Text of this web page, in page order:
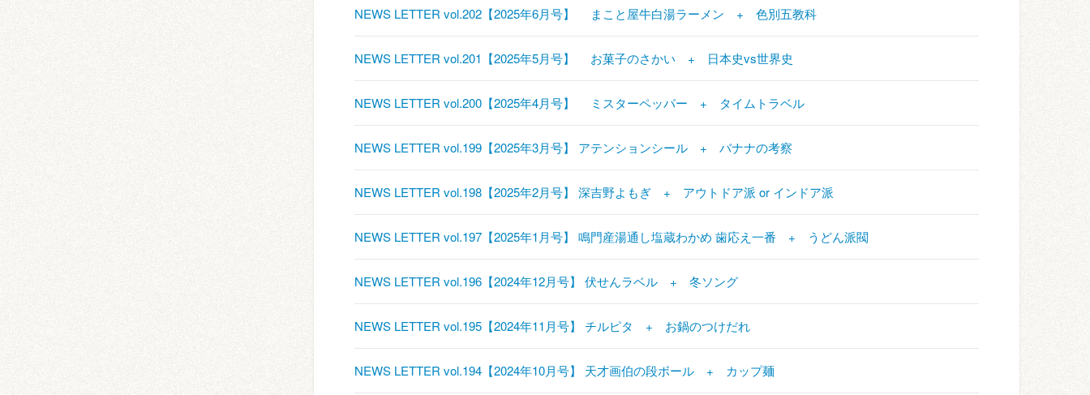
NEWS LETTER vol.202【2025年6月号】 まこと屋牛白湯ラーメン + 色別五教科
NEWS LETTER vol.201【2025年5月号】 お菓子のさかい + 日本史vs世界史
NEWS LETTER vol.200【2025年4月号】 ミスターペッパー + タイムトラベル
NEWS LETTER vol.199【2025年3月号】 アテンションシール + バナナの考察
NEWS LETTER vol.198【2025年2月号】 深吉野よもぎ + アウトドア派 or インドア派
NEWS LETTER vol.197【2025年1月号】 鳴門産湯通し塩蔵わかめ 歯応え一番 + うどん派閥
NEWS LETTER vol.196【2024年12月号】 伏せんラベル + 冬ソング
NEWS LETTER vol.195【2024年11月号】 チルピタ + お鍋のつけだれ
NEWS LETTER vol.194【2024年10月号】 天才画伯の段ボール + カップ麺